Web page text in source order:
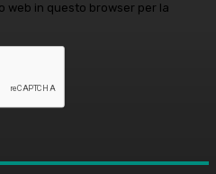
web in questo browser per la